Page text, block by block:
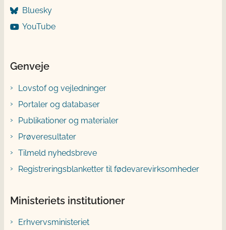
Bluesky
YouTube
Genveje
Lovstof og vejledninger
Portaler og databaser
Publikationer og materialer
Prøveresultater
Tilmeld nyhedsbreve
Registreringsblanketter til fødevarevirksomheder
Ministeriets institutioner
Erhvervsministeriet